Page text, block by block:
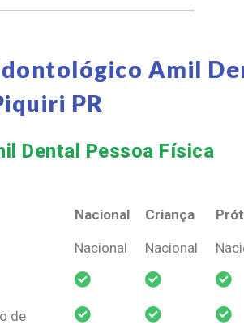
Amil
PR
Dental Pessoa Física​
Nacional Criança
Nacional Criança
Nacional Nacional
de